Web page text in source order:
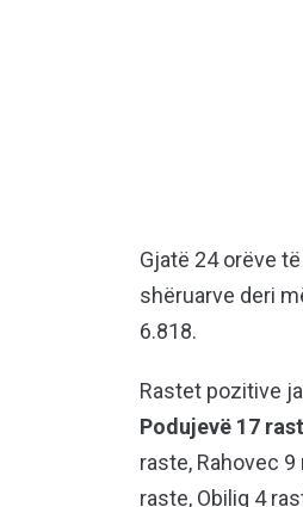
Gjatë 24 orëve
shëruarve deri
6.818.
Rastet pozitive
Podujevë 17
raste, Rahovec
raste, Obiliq 4